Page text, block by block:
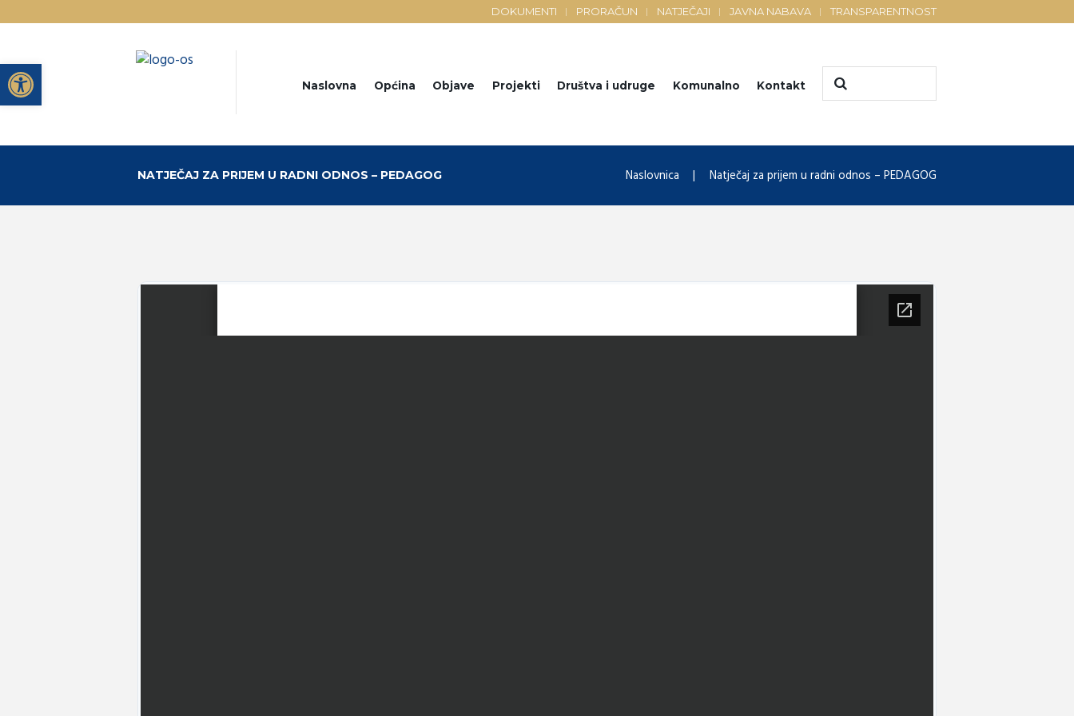
Open toolbar
DOKUMENTI PRORAČUN NATJEČAJI JAVNA NABAVA TRANSPARENTNOST
Naslovna Općina Objave Projekti Društva i udruge Komunalno Kontakt
NATJEČAJ ZA PRIJEM U RADNI ODNOS – PEDAGOG Naslovnica Natječaj za prijem u radni odnos – PEDAGOG